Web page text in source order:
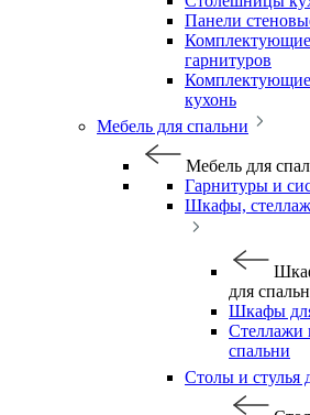
Панели
гарнитуров
кухонь
Мебель для спальни
Мебель для
Гарнитуры и
Шкафы,
для
Шкафы
Стеллажи
спальни
Столы и стулья